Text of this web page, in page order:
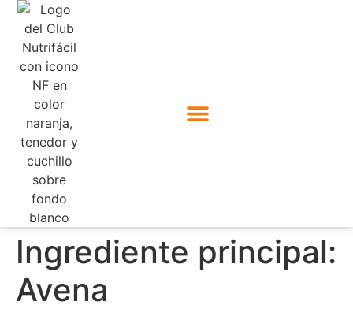
Ingrediente principal:
Avena